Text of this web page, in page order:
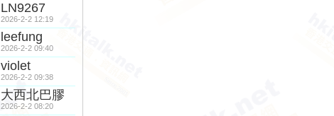
LN9267
2026-2-2 12:19
leefung
2026-2-2 09:40
violet
2026-2-2 09:38
大西北巴膠
2026-2-2 08:20